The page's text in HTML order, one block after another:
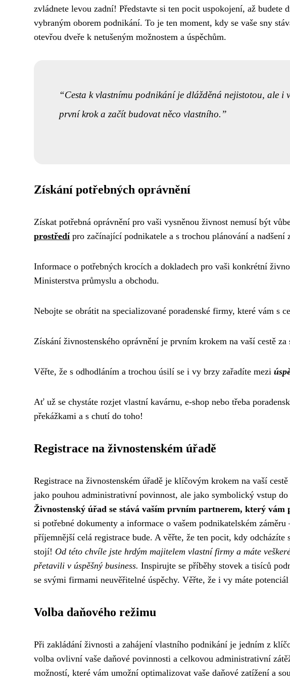
zvládnete levou zadní! Představte si ten pocit uspokojení, až budete
vybraným oborem podnikání. To je ten moment, kdy se vaše sny
otevřou dveře k netušeným možnostem a úspěchům.
Cesta k vlastnímu podnikání je dlážděná nejistotou, ale i
první krok a začít budovat něco vlastního.
Získání potřebných oprávnění
Získat potřebná oprávnění pro vaši vysněnou živnost nemusí být
prostředípro začínající podnikatele a s trochou plánování a nadšení
Informace o potřebných krocích a dokladech pro vaši konkrétní
Ministerstva průmyslu a obchodu.
Nebojte se obrátit na specializované poradenské firmy, které vám s
Získání živnostenského oprávnění je prvním krokem na vaší cestě
Věřte, že s odhodláním a trochou úsilí se i vy brzy zařadíte mezi
Ať už se chystáte rozjet vlastní kavárnu, e-shop nebo třeba
překážkami a s chutí do toho!
Registrace na živnostenském úřadě
Registrace na živnostenském úřadě je klíčovým krokem na vaší
jako pouhou administrativní povinnost, ale jako symbolický vstup
Živnostenský úřad se stává vaším prvním partnerem, který vám
si potřebné dokumenty a informace o vašem podnikatelském
příjemnější celá registrace bude. A věřte, že ten pocit, kdy
stojí! Od této chvíle jste hrdým majitelem vlastní firmy a máte
přetavili v úspěšný business. Inspirujte se příběhy stovek a tisíců
se svými firmami neuvěřitelné úspěchy. Věřte, že i vy máte
Volba daňového režimu
Při zakládání živnosti a zahájení vlastního podnikání je jedním z
volba ovlivní vaše daňové povinnosti a celkovou administrativní
možností, které vám umožní optimalizovat vaše daňové zatížení a